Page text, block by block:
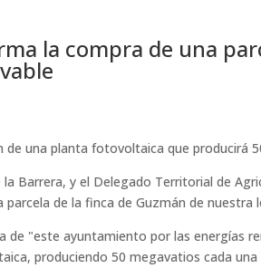
la compra de una
de una planta fotovoltaica que producirá
Barrera, y el Delegado Territorial de
de la finca de Guzmán de nuestra
de "este ayuntamiento por las energías
produciendo 50 megavatios cada